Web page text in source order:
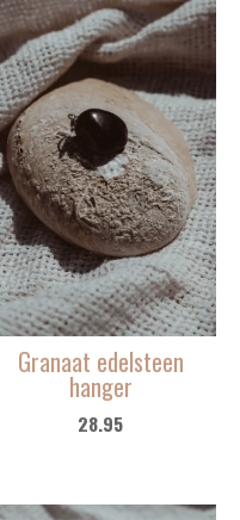
Granaat edelsteen
hanger
28.95